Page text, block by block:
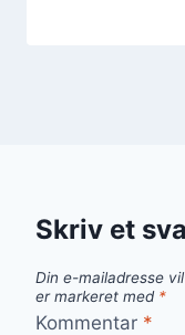
Skriv et
Din e-mailadresse
er markeret med *
Kommentar *